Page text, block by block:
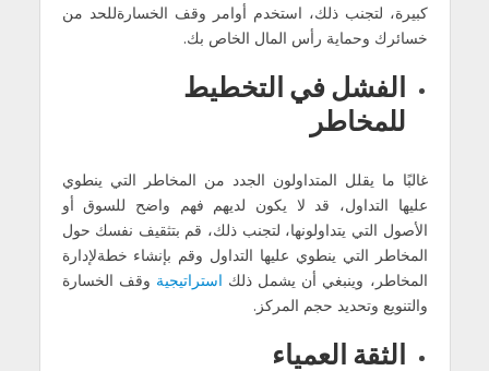
كبیرة، لتجنب ذلك، استخدم أوامر وقف الخسارةللحد من
خسائرك وحمایة رأس المال الخاص بك.
الفشل في التخطیط
للمخاطر
غالبًا ما یقلل المتداولون الجدد من المخاطر التي ینطوي
علیھا التداول، قد لا یكون لدیھم فھم واضح للسوق أو
الأصول التي یتداولونھا، لتجنب ذلك، قم بتثقیف نفسك حول
المخاطر التي ینطوي علیھا التداول وقم بإنشاء خطةلإدارة
المخاطر، وینبغي أن یشمل ذلك استراتیجیة وقف الخسارة
والتنویع وتحدید حجم المركز.
الثقة العمیاء